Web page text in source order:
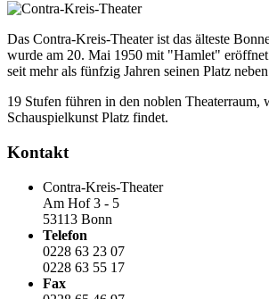
Das Contra-Kreis-Theater ist das älteste
wurde am 20. Mai 1950 mit "Hamlet"
seit mehr als fünfzig Jahren seinen Platz
19 Stufen führen in den noblen Theaterraum,
Schauspielkunst Platz findet.
Kontakt
Contra-Kreis-Theater
Am Hof 3 - 5
53113 Bonn
Telefon
0228 63 23 07
0228 63 55 17
Fax